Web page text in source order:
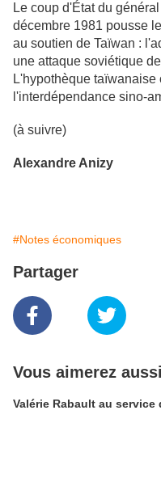
Le coup d'État du général
décembre 1981 pousse
au soutien de Taïwan :
une attaque soviétique
L'hypothèque taïwanaise
l'interdépendance sino-
(à suivre)
Alexandre Anizy
#Notes économiques
Partager
Vous aimerez aussi
Valérie Rabault au service